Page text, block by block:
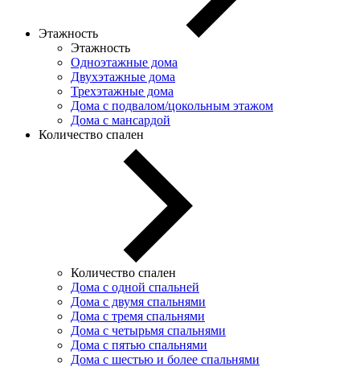
Этажность
Этажность
Одноэтажные дома
Двухэтажные дома
Трехэтажные дома
Дома с подвалом/цокольным этажом
Дома с мансардой
Количество спален
Количество спален
Дома с одной спальней
Дома с двумя спальнями
Дома с тремя спальнями
Дома с четырьмя спальнями
Дома с пятью спальнями
Дома с шестью и более спальнями